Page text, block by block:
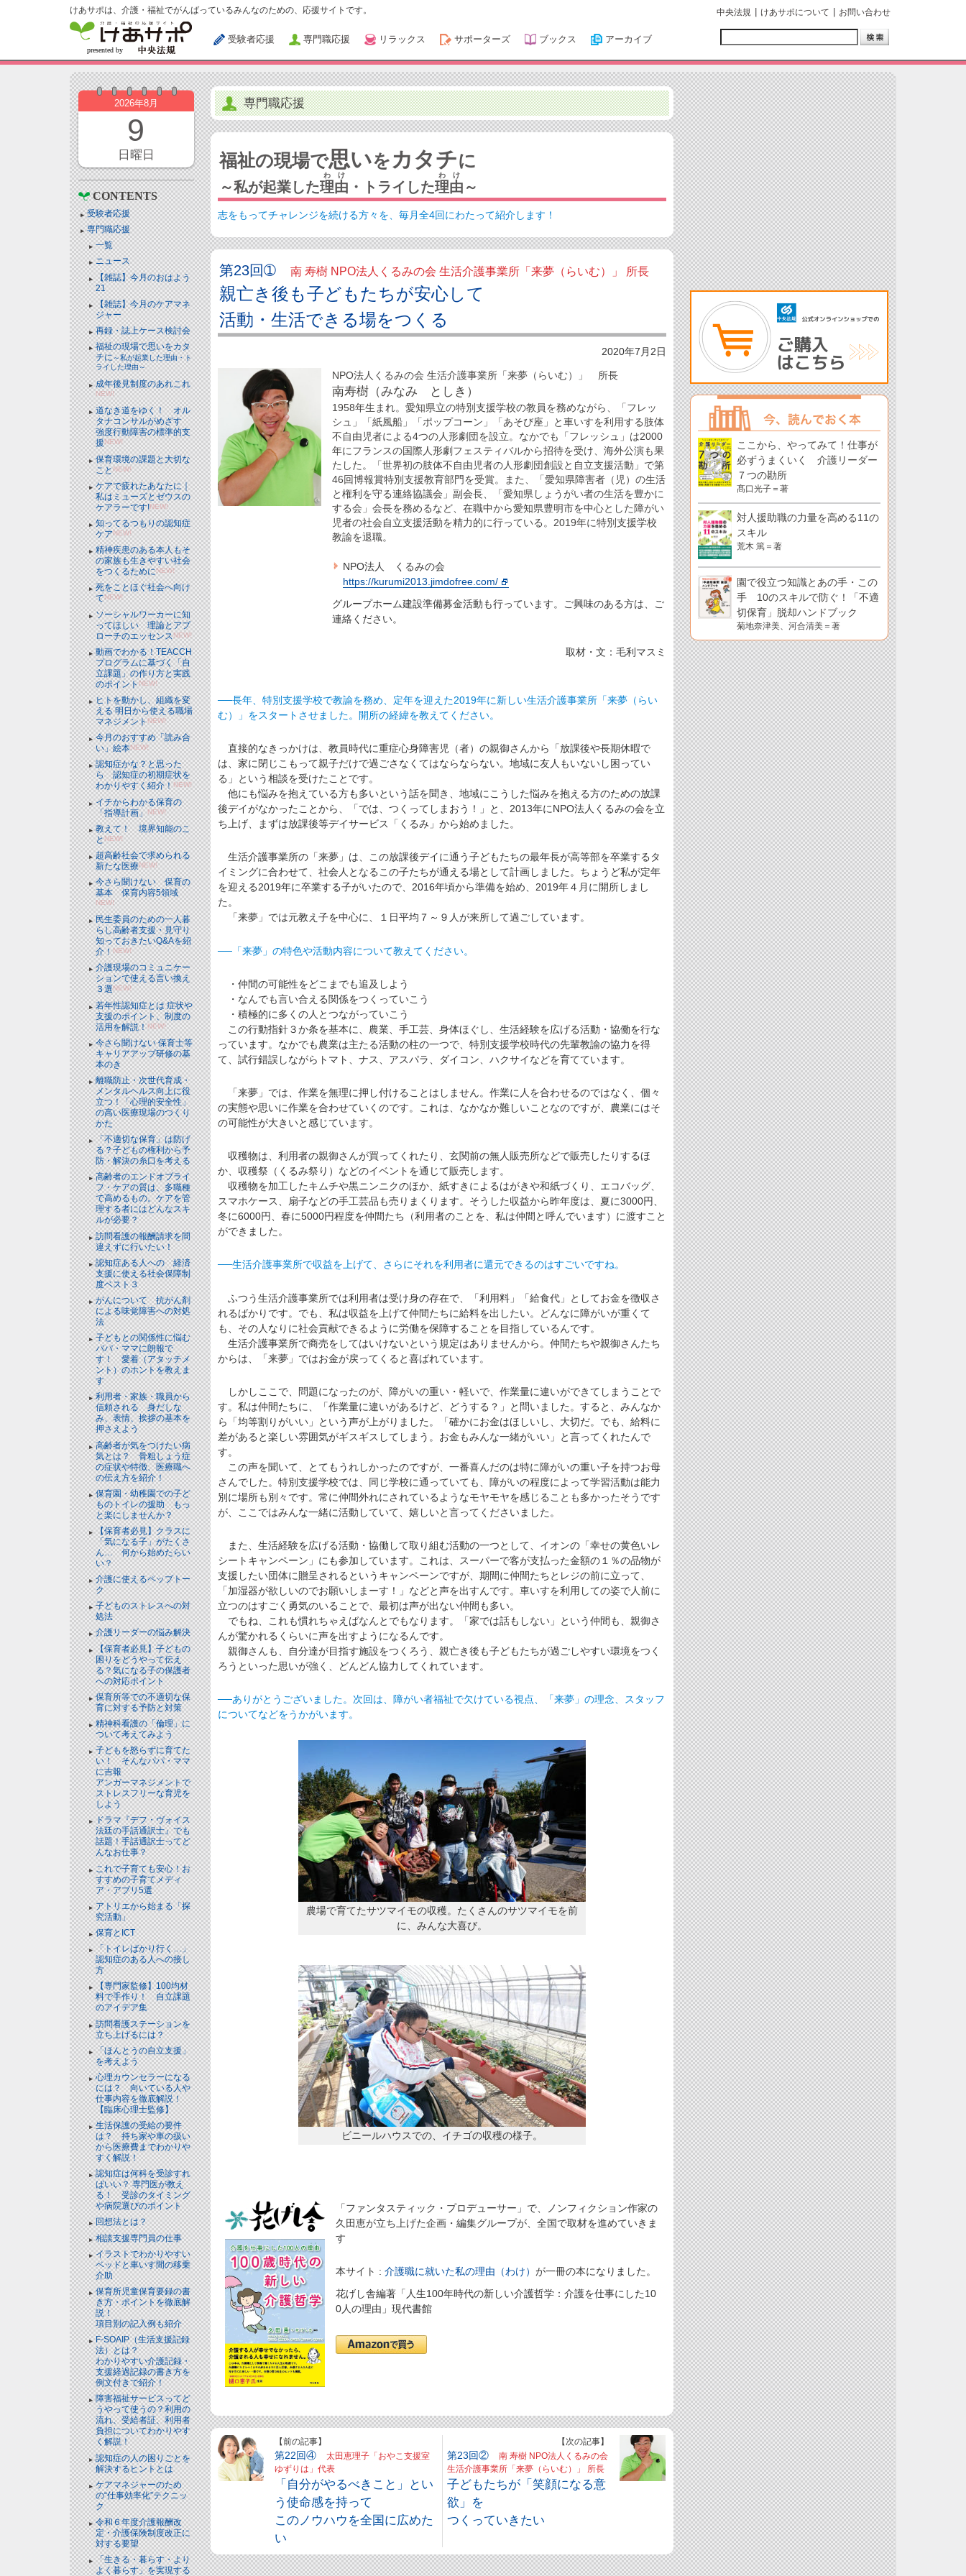
けあサポは、介護・福祉でがんばっているみんなのための、応援サイトです。
受験者応援 専門職応援 リラックス サポーターズ ブックス アーカイブ
中央法規 けあサポについて お問い合わせ
2026年8月
9
日曜日
CONTENTS
受験者応援
専門職応援
一覧
ニュース
【雑誌】今月のおはよう
21
【雑誌】今月のケアマネ
ジャー
再録・誌上ケース検討会
福祉の現場で思いをカタ
チに～私が起業した理由・ト
ライした理由～
成年後見制度のあれこれ
NEW!
道なき道をゆく！ オル
タナコンサルがめざす
強度行動障害の標準的支
援NEW!
保育環境の課題と大切な
ことNEW!
ケアで疲れたあなたに｜
私はミューズとゼウスの
ケアラーです!NEW!
知ってるつもりの認知症
ケアNEW!
精神疾患のある本人もそ
の家族も生きやすい社会
をつくるためにNEW!
死をことほぐ社会へ向け
てNEW!
ソーシャルワーカーに知
ってほしい 理論とアプ
ローチのエッセンスNEW!
動画でわかる！TEACCH
プログラムに基づく「自
立課題」の作り方と実践
のポイントNEW!
ヒトを動かし、組織を変
える 明日から使える職場
マネジメントNEW!
今月のおすすめ「読み合
い」絵本NEW!
認知症かな？と思った
ら 認知症の初期症状を
わかりやすく紹介！NEW!
イチからわかる保育の
「指導計画」NEW!
教えて！ 境界知能のこ
とNEW!
超高齢社会で求められる
新たな医療NEW!
今さら聞けない 保育の
基本 保育内容5領域
NEW!
民生委員のための一人暮
らし高齢者支援・見守り
知っておきたいQ&Aを紹
介！NEW!
介護現場のコミュニケー
ションで使える言い換え
３選NEW!
若年性認知症とは 症状や
支援のポイント、制度の
活用を解説！NEW!
今さら聞けない 保育士等
キャリアアップ研修の基
本のき
離職防止・次世代育成・
メンタルヘルス向上に役
立つ！「心理的安全性」
の高い医療現場のつくり
かた
「不適切な保育」は防げ
る？子どもの権利から予
防・解決の糸口を考える
高齢者のエンドオブライ
フ・ケアの質は、多職種
で高めるもの。ケアを管
理する者にはどんなスキ
ルが必要？
訪問看護の報酬請求を間
違えずに行いたい！
認知症ある人への 経済
支援に使える社会保障制
度ベスト３
がんについて 抗がん剤
による味覚障害への対処
法
子どもとの関係性に悩む
パパ・ママに朗報で
す！ 愛着（アタッチメ
ント）のホントを教えま
す
利用者・家族・職員から
信頼される 身だしな
み、表情、挨拶の基本を
押さえよう
高齢者が気をつけたい病
気とは？ 骨粗しょう症
の症状や特徴、医療職へ
の伝え方を紹介！
保育園・幼稚園での子ど
ものトイレの援助 もっ
と楽にしませんか？
【保育者必見】クラスに
「気になる子」がたくさ
ん… 何から始めたらい
い？
介護に使えるペップトー
ク
子どものストレスへの対
処法
介護リーダーの悩み解決
【保育者必見】子どもの
困りをどうやって伝え
る？気になる子の保護者
への対応ポイント
保育所等での不適切な保
育に対する予防と対策
精神科看護の「倫理」に
ついて考えてみよう
子どもを怒らずに育てた
い！ そんなパパ・ママ
に吉報
アンガーマネジメントで
ストレスフリーな育児を
しよう
ドラマ『デフ・ヴォイス
法廷の手話通訳士』でも
話題！手話通訳士ってど
んなお仕事？
これで子育ても安心！お
すすめの子育てメディ
ア・アプリ5選
アトリエから始まる「探
究活動」
保育とICT
「トイレばかり行く…」
認知症のある人への接し
方
【専門家監修】100均材
料で手作り！ 自立課題
のアイデア集
訪問看護ステーションを
立ち上げるには？
「ほんとうの自立支援」
を考えよう
心理カウンセラーになる
には？ 向いている人や
仕事内容を徹底解説！
【臨床心理士監修】
生活保護の受給の要件
は？ 持ち家や車の扱い
から医療費までわかりや
すく解説！
認知症は何科を受診すれ
ばいい？ 専門医が教え
る！ 受診のタイミング
や病院選びのポイント
回想法とは？
相談支援専門員の仕事
イラストでわかりやすい
ベッドと⾞いす間の移乗
介助
保育所児童保育要録の書
き方・ポイントを徹底解
説！
項目別の記入例も紹介
F-SOAIP（生活支援記録
法）とは？
わかりやすい介護記録・
支援経過記録の書き方を
例文付きで紹介！
障害福祉サービスってど
うやって使うの？利用の
流れ、受給者証、利用者
負担についてわかりやす
く解説！
認知症の人の困りごとを
解決するヒントとは
ケアマネジャーのため
の“仕事効率化”テクニッ
ク
令和６年度介護報酬改
定・介護保険制度改正に
対する要望
「生きる・暮らす・より
よく暮らす」を実現する
専門職応援
福祉の現場で思いを カタチに
～私が起業した理由
わけ
・トライした理由
わけ
～
志をもってチャレンジを続ける方々を、毎月全4回にわたって紹介します！
第23回➀ 南 寿樹 NPO法人くるみの会 生活介護事業所「来夢（らいむ）」 所長
親亡き後も子どもたちが安心して
活動・生活できる場をつくる
2020年7月2日
NPO法人くるみの会 生活介護事業所「来夢（らいむ）」 所長
南寿樹（みなみ としき）
1958年生まれ。愛知県立の特別支援学校の教員を務めながら、「フレッ
シュ」「紙風船」「ポップコーン」「あそび座」と車いすを利用する肢体
不自由児者による4つの人形劇団を設立。なかでも「フレッシュ」は2000
年にフランスの国際人形劇フェスティバルから招待を受け、海外公演も果
たした。「世界初の肢体不自由児者の人形劇団創設と自立支援活動」で第
46回博報賞特別支援教育部門を受賞。また、「愛知県障害者（児）の生活
と権利を守る連絡協議会」副会長、「愛知県しょうがい者の生活を豊かに
する会」会長を務めるなど、在職中から愛知県豊明市を中心とした障がい
児者の社会自立支援活動を精力的に行っている。2019年に特別支援学校
教諭を退職。
NPO法人 くるみの会
https://kurumi2013.jimdofree.com/
グループホーム建設準備募金活動も行っています。ご興味のある方は、ご
連絡ください。
取材・文：毛利マスミ
──長年、特別支援学校で教諭を務め、定年を迎えた2019年に新しい生活介護事業所「来夢（らい
む）」をスタートさせました。開所の経緯を教えてください。
直接的なきっかけは、教員時代に重症心身障害児（者）の親御さんから「放課後や長期休暇で
は、家に閉じこもって親子だけで過ごさなくてはならならない。地域に友人もいないし困ってい
る」という相談を受けたことです。
他にも悩みを抱えている方も多いという話を聞き、地域にこうした悩みを抱える方のための放課
後デイがなかったことから、「では、つくってしまおう！」と、2013年にNPO法人くるみの会を立
ち上げ、まずは放課後等デイサービス「くるみ」から始めました。
生活介護事業所の「来夢」は、この放課後デイに通う子どもたちの最年長が高等部を卒業するタ
イミングに合わせて、社会人となるこの子たちが通える場として計画しました。ちょうど私が定年
を迎える2019年に卒業する子がいたので、2016年頃から準備を始め、2019年４月に開所しまし
た。
「来夢」では元教え子を中心に、１日平均７～９人が来所して過ごしています。
──「来夢」の特色や活動内容について教えてください。
・仲間の可能性をどこまでも追及しよう
・なんでも言い合える関係をつくっていこう
・積極的に多くの人とつながっていこう
この行動指針３か条を基本に、農業、手工芸、身体ほぐし、生活経験を広げる活動・協働を行な
っています。なかでも農業は主たる活動の柱の一つで、特別支援学校時代の先輩教諭の協力を得
て、試行錯誤しながらトマト、ナス、アスパラ、ダイコン、ハクサイなどを育てています。
「来夢」では、作業を無理に押し付けることはしません。作業に人を合わせるのではなく、個々
の実態や思いに作業を合わせていくのです。これは、なかなか難しいことなのですが、農業にはそ
の可能性が大きいと感じています。
収穫物は、利用者の親御さんが買ってくれたり、玄関前の無人販売所などで販売したりするほ
か、収穫祭（くるみ祭り）などのイベントを通じて販売します。
収穫物を加工したキムチや黒ニンニクのほか、紙すきによるはがきや和紙づくり、エコバッグ、
スマホケース、扇子などの手工芸品も売りまくります。そうした収益から昨年度は、夏に3000円、
冬に6000円、春に5000円程度を仲間たち（利用者のことを、私は仲間と呼んでいます）に渡すこと
ができました。
──生活介護事業所で収益を上げて、さらにそれを利用者に還元できるのはすごいですね。
ふつう生活介護事業所では利用者は受け身の存在で、「利用料」「給食代」としてお金を徴収さ
れるばかりです。でも、私は収益を上げて仲間たちに給料を出したい。どんなに障がいが重くて
も、その人なりに社会貢献できるように労働を保障することを目指しているんです。
生活介護事業所で商売をしてはいけないという規定はありませんから。仲間たちや親御さんたち
からは、「来夢」ではお金が戻ってくると喜ばれています。
しかしここで、問題になったのが、障がいの重い・軽いで、作業量に違いができてしまうことで
す。私は仲間たちに、「作業量に違いがあるけど、どうする？」と問いました。すると、みんなか
ら「均等割りがいい」という声が上がりました。「確かにお金はほしいし、大切だ。でも、給料に
差があると楽しい雰囲気がギスギスしてしまう。お金もみんな一緒がいい」と言ってくれたんで
す。
この声を聞いて、とてもうれしかったのですが、一番喜んだのは特に障がいの重い子を持つお母
さんでした。特別支援学校では、同じ学校に通っていても、障がいの程度によって学習活動は能力
別に場所も別々です。常に仲間外れにされているようなモヤモヤを感じることも多かったそうです
が、ここではみんな一緒に活動していて、嬉しいと言ってくださいました。
また、生活経験を広げる活動・協働して取り組む活動の一つとして、イオンの「幸せの黄色いレ
シートキャンペーン」にも参加しています。これは、スーパーで客が支払った金額の１％の品物が
支援したい団体に贈呈されるというキャンペーンですが、期間に仲間たちとレジの前に立って、
「加湿器が欲しいのでお願いしまーす！」などと声を出すんです。車いすを利用しての姿で人前に
立つのはすごく勇気のいることで、最初は声が出ない仲間も多い。
でもね、これも慣れちゃえばなんとでもなります。「家では話もしない」という仲間も、親御さ
んが驚かれるくらいに声を出すようになるんです。
親御さんも、自分達が目指す施設をつくろう、親亡き後も子どもたちが過ごしやすい環境をつく
ろうといった思いが強く、どんどん協力してくれています。
──ありがとうございました。次回は、障がい者福祉で欠けている視点、「来夢」の理念、スタッフ
についてなどをうかがいます。
農場で育てたサツマイモの収穫。たくさんのサツマイモを前
に、みんな大喜び。
ビニールハウスでの、イチゴの収穫の様子。
「ファンタスティック・プロデューサー」で、ノンフィクション作家の
久田恵が立ち上げた企画・編集グループが、全国で取材を進めていきま
す
本サイト :介護職に就いた私の理由（わけ）が一冊の本になりました。
花げし舎編著「人生100年時代の新しい介護哲学：介護を仕事にした10
0人の理由」現代書館
【前の記事】
第22回④太田恵理子「おやこ支援室
ゆずりは」代表
「自分がやるべきこと」とい
う使命感を持って
このノウハウを全国に広めた
い
【次の記事】
第23回②南 寿樹 NPO法人くるみの会
生活介護事業所「来夢（らいむ）」 所長
子どもたちが「笑顔になる意
欲」を
つくっていきたい
ここから、やってみて！仕事が
必ずうまくいく 介護リーダー
７つの勘所
髙口光子＝著
対人援助職の力量を高める11の
スキル
荒木 篤＝著
園で役立つ知識とあの手・この
手 10のスキルで防ぐ！「不適
切保育」脱却ハンドブック
菊地奈津美、河合清美＝著